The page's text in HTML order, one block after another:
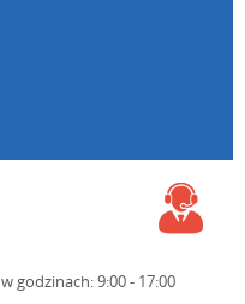
w godzinach: 9:00 - 17:00